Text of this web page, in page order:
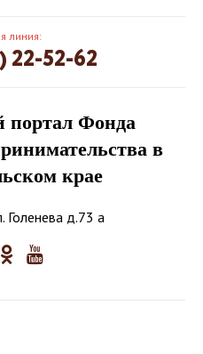
линия:
22-52-62
Фонда
в
крае
Голенева д.73 а